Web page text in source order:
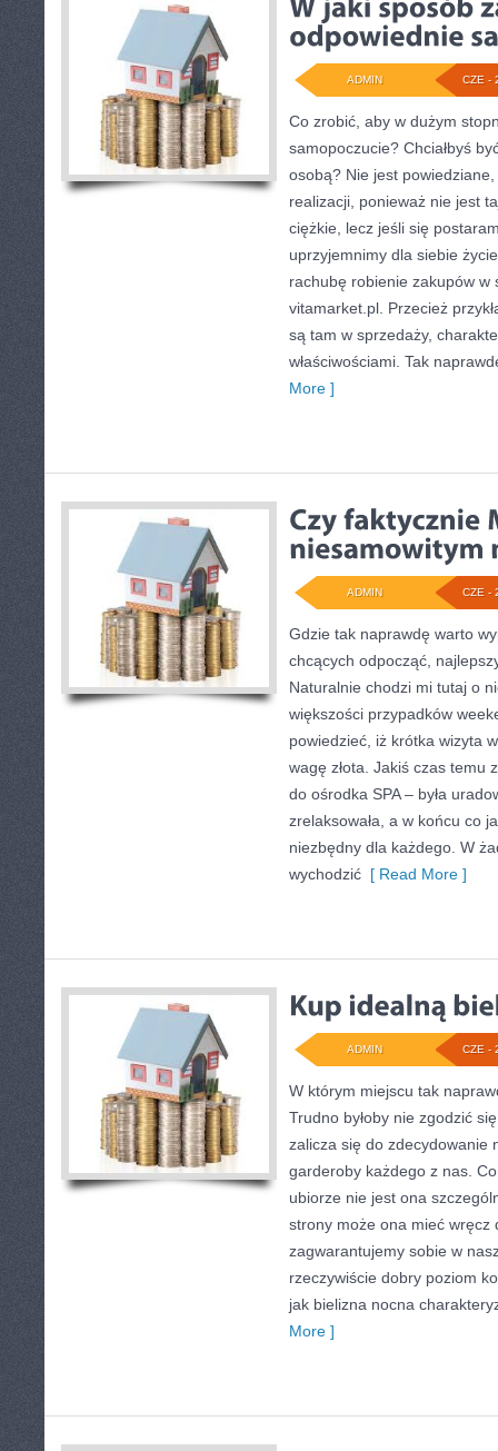
CZE -
ADMIN
Co zrobić, aby w dużym
samopoczucie? Chciałbyś
osobą? Nie jest
realizacji, ponieważ nie jest
ciężkie, lecz jeśli się
uprzyjemnimy dla siebie
rachubę robienie zakupów w
vitamarket.pl. Przecież
są tam w sprzedaży,
właściwościami. Tak
More ]
CZE -
ADMIN
Gdzie tak naprawdę warto
chcących odpocząć,
Naturalnie chodzi mi tutaj o
większości przypadków
powiedzieć, iż krótka wizyta
wagę złota. Jakiś czas temu
do ośrodka SPA – była
zrelaksowała, a w końcu co
niezbędny dla każdego. W
wychodzić [ Read More ]
CZE -
ADMIN
W którym miejscu tak
Trudno byłoby nie zgodzić
zalicza się do zdecydowanie
garderoby każdego z nas.
ubiorze nie jest ona
strony może ona mieć wręcz
zagwarantujemy sobie w
rzeczywiście dobry poziom
jak bielizna nocna
More ]